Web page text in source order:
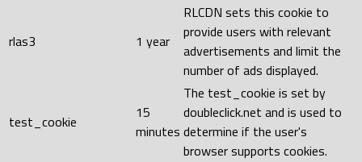
rlas3 1 year
RLCDN sets this cookie to
provide users with relevant
advertisements and limit the
number of ads displayed.
test_cookie
15
minutes
The test_cookie is set by
doubleclick.net and is used to
determine if the user's
browser supports cookies.